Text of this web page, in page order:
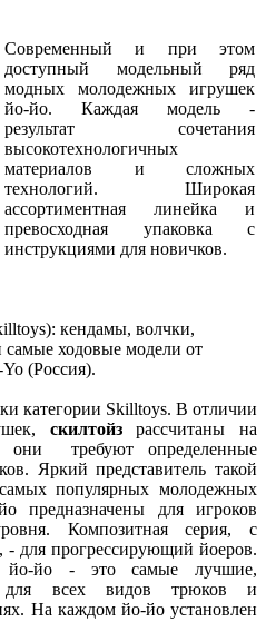
Современный и при этом
доступный модельный ряд
модных молодежных игрушек
йо-йо. Каждая модель -
результат сочетания
высокотехнологичных
материалов и сложных
технологий. Широкая
ассортиментная линейка и
превосходная упаковка с
инструкциями для новичков.
кендамы, волчки,
ходовые модели от
(Россия).
категории Skilltoys. В отличии
скилтойзрассчитаны на
они требуют определенные
Яркий представитель такой
популярных молодежных
предназначены для игроков
Композитная серия, с
- для прогрессирующий йоеров.
йо-йо - это самые лучшие,
для всех видов трюков и
На каждом йо-йо установлен